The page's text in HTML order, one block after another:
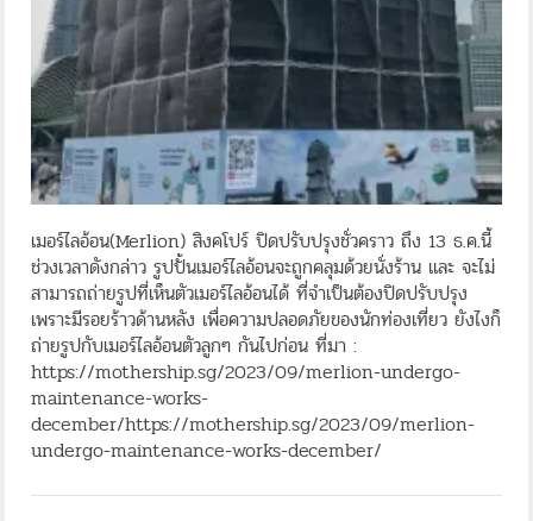
เมอร์ไลอ้อน(Merlion) สิงคโปร์ ปิดปรับปรุงชั่วคราว ถึง 13 ธ.ค.นี้
ช่วงเวลาดังกล่าว รูปปั้นเมอร์ไลอ้อนจะถูกคลุมด้วยนั่งร้าน และ จะไม่
สามารถถ่ายรูปที่เห็นตัวเมอร์ไลอ้อนได้ ที่จำเป็นต้องปิดปรับปรุง
เพราะมีรอยร้าวด้านหลัง เพื่อความปลอดภัยของนักท่องเที่ยว ยังไงก็
ถ่ายรูปกับเมอร์ไลอ้อนตัวลูกๆ กันไปก่อน ที่มา :
https://mothership.sg/2023/09/merlion-undergo-
maintenance-works-
december/https://mothership.sg/2023/09/merlion-
undergo-maintenance-works-december/